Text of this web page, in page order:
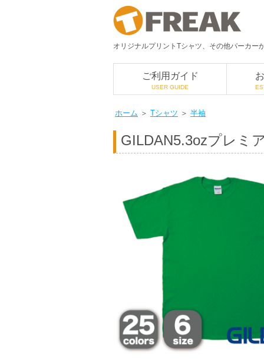
オリジナルプリントTシャツ、その他パーカー
ご利用ガイド
USER GUIDE
ホーム ＞ Tシャツ ＞ 半袖
GILDAN5.3ozプレミ